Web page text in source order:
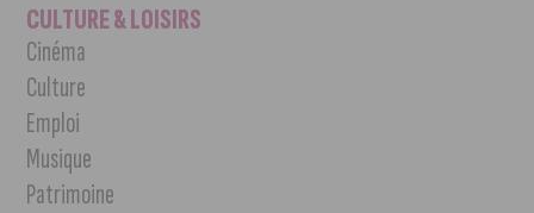
CULTURE & LOISIRS
Cinéma
Culture
Emploi
Musique
Patrimoine